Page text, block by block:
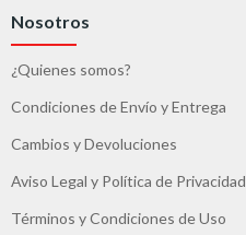
Nosotros
¿Quienes somos?
Condiciones de Envío y Entrega
Cambios y Devoluciones
Aviso Legal y Política de Privacidad
Términos y Condiciones de Uso